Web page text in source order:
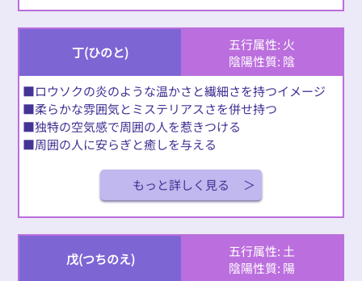
丁(ひのと)
五行属性: 火
陰陽性質: 陰
■ロウソクの炎のような温かさと繊細さを持つイメージ
■柔らかな雰囲気とミステリアスさを併せ持つ
■独特の空気感で周囲の人を惹きつける
■周囲の人に安らぎと癒しを与える
もっと詳しく見る
戊(つちのえ)
五行属性: 土
陰陽性質: 陽